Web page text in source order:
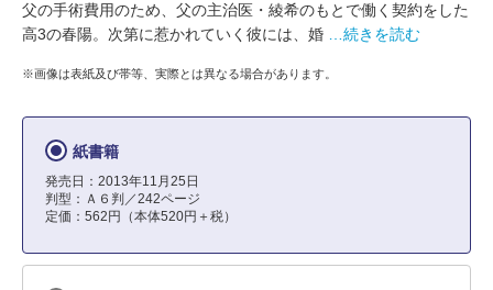
父の手術費用のため、父の主治医・綾希のもとで働く契約をした
高3の春陽。次第に惹かれていく彼には、婚
…続きを読む
※画像は表紙及び帯等、実際とは異なる場合があります。
紙書籍
発売日：2013年11月25日
判型：Ａ６判／242ページ
定価：562円（本体520円＋税）